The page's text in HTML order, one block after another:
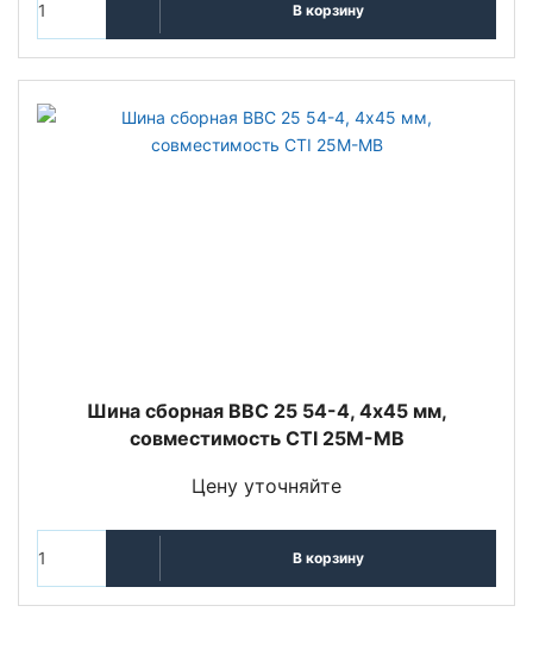
В корзину
Шина сборная ВВС 25 54-4, 4х45 мм,
совместимость CTI 25M-MB
Цену уточняйте
В корзину